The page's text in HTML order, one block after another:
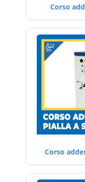
Corso
Corso